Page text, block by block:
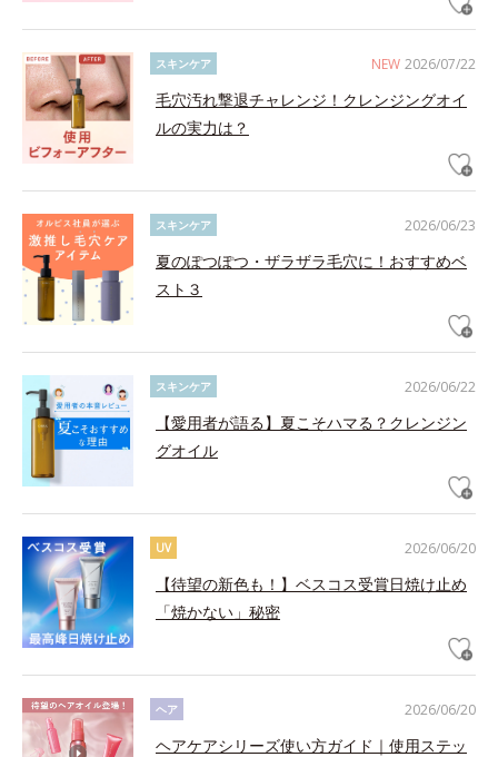
NEW 2026/07/22
スキンケア
毛穴汚れ撃退チャレンジ！クレンジングオイ
ルの実力は？
2026/06/23
スキンケア
夏のぽつぽつ・ザラザラ毛穴に！おすすめベ
スト３
2026/06/22
スキンケア
【愛用者が語る】夏こそハマる？クレンジン
グオイル
2026/06/20
UV
【待望の新色も！】ベスコス受賞日焼け止め
「焼かない」秘密
2026/06/20
ヘア
ヘアケアシリーズ使い方ガイド｜使用ステッ